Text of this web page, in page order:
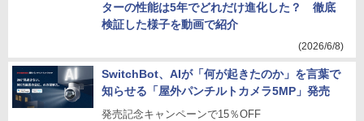
ターの性能は5年でどれだけ進化した？ 徹底
検証した様子を動画で紹介
(2026/6/8)
SwitchBot、AIが「何が起きたのか」を言葉で
知らせる「屋外パンチルトカメラ5MP」発売
発売記念キャンペーンで15％OFF